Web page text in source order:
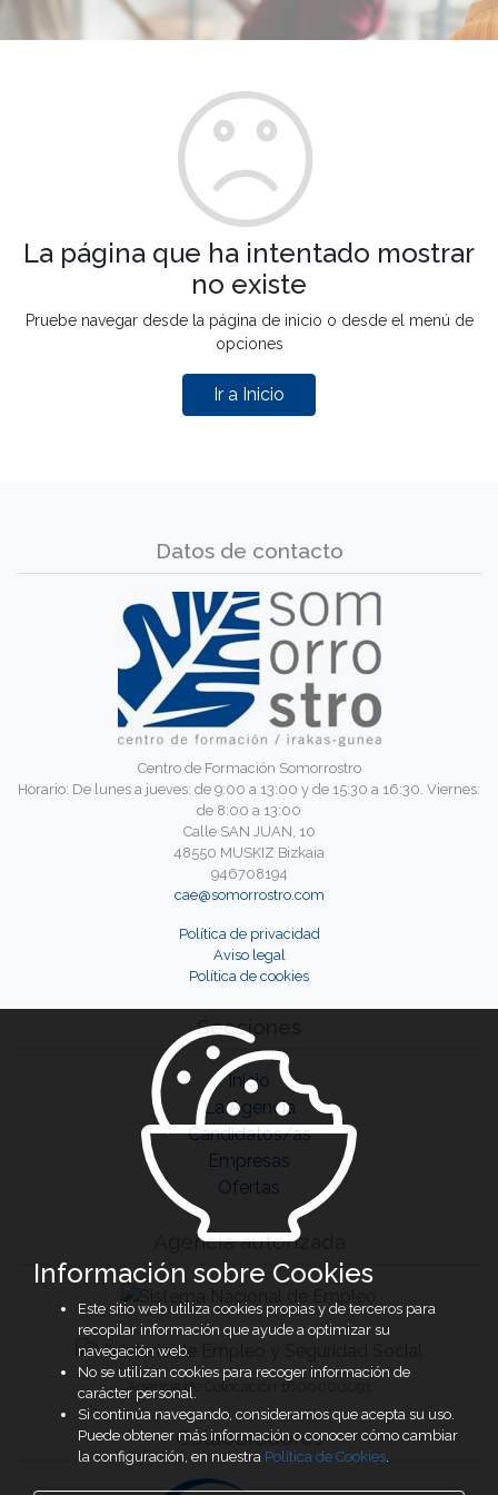
La página que ha intentado mostrar
no existe
Pruebe navegar desde la página de inicio o desde el menú de
opciones
Ir a Inicio
Datos de contacto
Centro de Formación Somorrostro
Horario: De lunes a jueves: de 9:00 a 13:00 y de 15:30 a 16:30. Viernes:
de 8:00 a 13:00
Calle SAN JUAN, 10
48550 MUSKIZ Bizkaia
946708194
cae@somorrostro.com
Política de privacidad
Aviso legal
Política de cookies
Secciones
Inicio
La Agencia
Candidatos/as
Empresas
Ofertas
Agencia autorizada
Agencia de Colocación 1600000091
Colaboradores
Información sobre Cookies
Este sitio web utiliza cookies propias y de terceros para
recopilar información que ayude a optimizar su
navegación web.
No se utilizan cookies para recoger información de
carácter personal.
Si continúa navegando, consideramos que acepta su uso.
Puede obtener más información o conocer cómo cambiar
la configuración, en nuestra Política de Cookies.